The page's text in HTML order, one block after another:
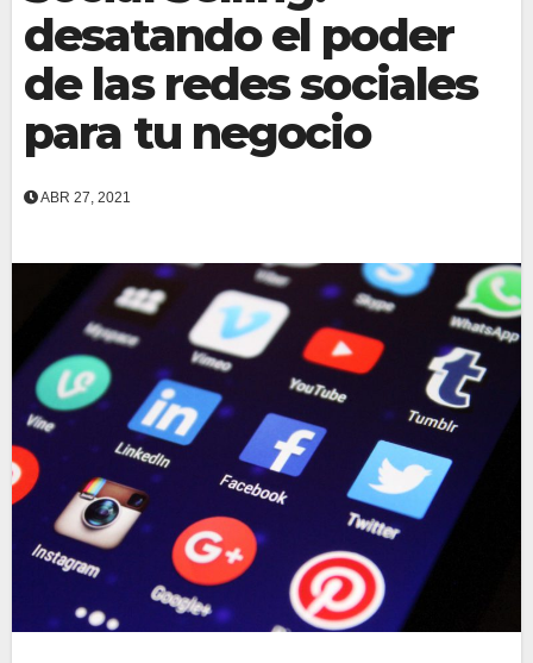
desatando el poder
de las redes sociales
para tu negocio
ABR 27, 2021